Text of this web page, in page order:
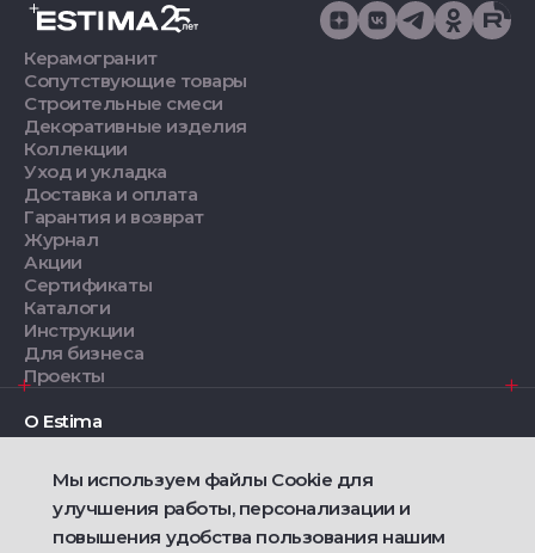
Керамогранит
Сопутствующие товары
Строительные смеси
Декоративные изделия
Коллекции
Уход и укладка
Доставка и оплата
Гарантия и возврат
Журнал
Акции
Сертификаты
Каталоги
Инструкции
Для бизнеса
Проекты
О Estima
Дизайнерам
Мы используем файлы Cookie для
улучшения работы, персонализации и
повышения удобства пользования нашим